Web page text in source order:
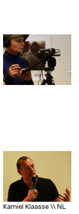
Kamiel Klaasse \\ NL